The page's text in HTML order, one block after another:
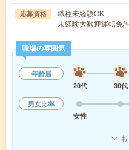
応募資格
職種未経験OK
未経験大歓迎運転免
職場の雰囲気
年齢層
20代
30代
男女比率
女性